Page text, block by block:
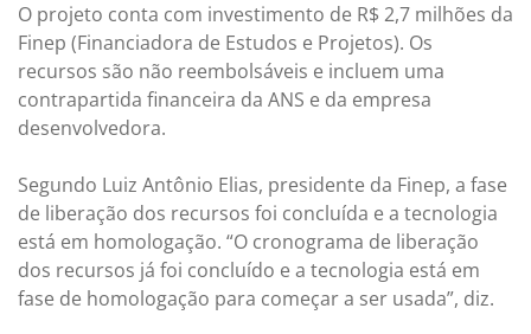
O projeto conta com investimento de R$ 2,7 milhões da
Finep (Financiadora de Estudos e Projetos). Os
recursos são não reembolsáveis e incluem uma
contrapartida financeira da ANS e da empresa
desenvolvedora.
Segundo Luiz Antônio Elias, presidente da Finep, a fase
de liberação dos recursos foi concluída e a tecnologia
está em homologação. “O cronograma de liberação
dos recursos já foi concluído e a tecnologia está em
fase de homologação para começar a ser usada”, diz.